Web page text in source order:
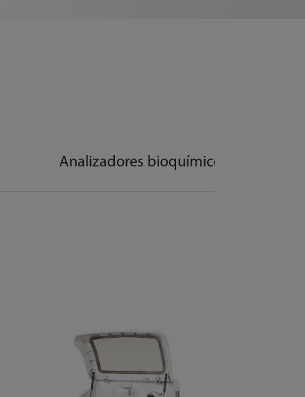
Analizadores bioquímicos escalables